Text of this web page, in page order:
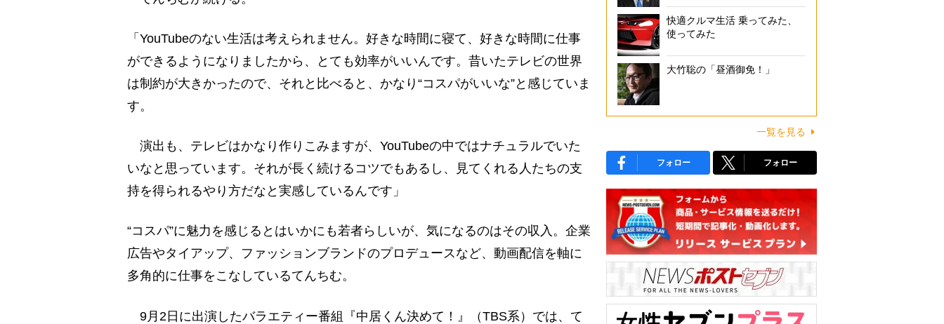
「YouTubeのない生活は考えられません。好きな時間に寝て、好きな時間に仕事
ができるようになりましたから、とても効率がいいんです。昔いたテレビの世界
は制約が大きかったので、それと比べると、かなり“コスパがいいな”と感じていま
す。
演出も、テレビはかなり作りこみますが、YouTubeの中ではナチュラルでいた
いなと思っています。それが長く続けるコツでもあるし、見てくれる人たちの支
持を得られるやり方だなと実感しているんです」
“コスパ”に魅力を感じるとはいかにも若者らしいが、気になるのはその収入。企業
広告やタイアップ、ファッションブランドのプロデュースなど、動画配信を軸に
多角的に仕事をこなしているてんちむ。
9月2日に出演したバラエティー番組『中居くん決めて！』（TBS系）では、て
快適クルマ生活 乗ってみた、
使ってみた
大竹聡の「昼酒御免！」
一覧を見る
フォロー フォロー